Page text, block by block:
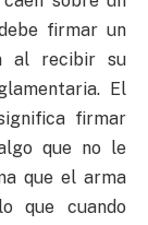
firmar un
al recibir su
El
firmar
que no le
que el arma
que cuando